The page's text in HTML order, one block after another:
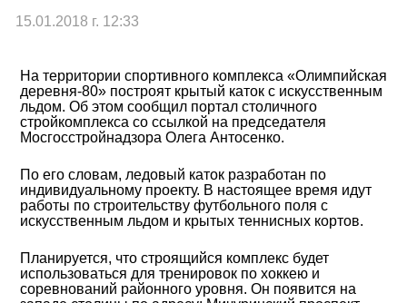
15.01.2018 г. 12:33
На территории спортивного комплекса «Олимпийская
деревня-80» построят крытый каток с искусственным
льдом. Об этом сообщил портал столичного
стройкомплекса со ссылкой на председателя
Мосгосстройнадзора Олега Антосенко.
По его словам, ледовый каток разработан по
индивидуальному проекту. В настоящее время идут
работы по строительству футбольного поля с
искусственным льдом и крытых теннисных кортов.
Планируется, что строящийся комплекс будет
использоваться для тренировок по хоккею и
соревнований районного уровня. Он появится на